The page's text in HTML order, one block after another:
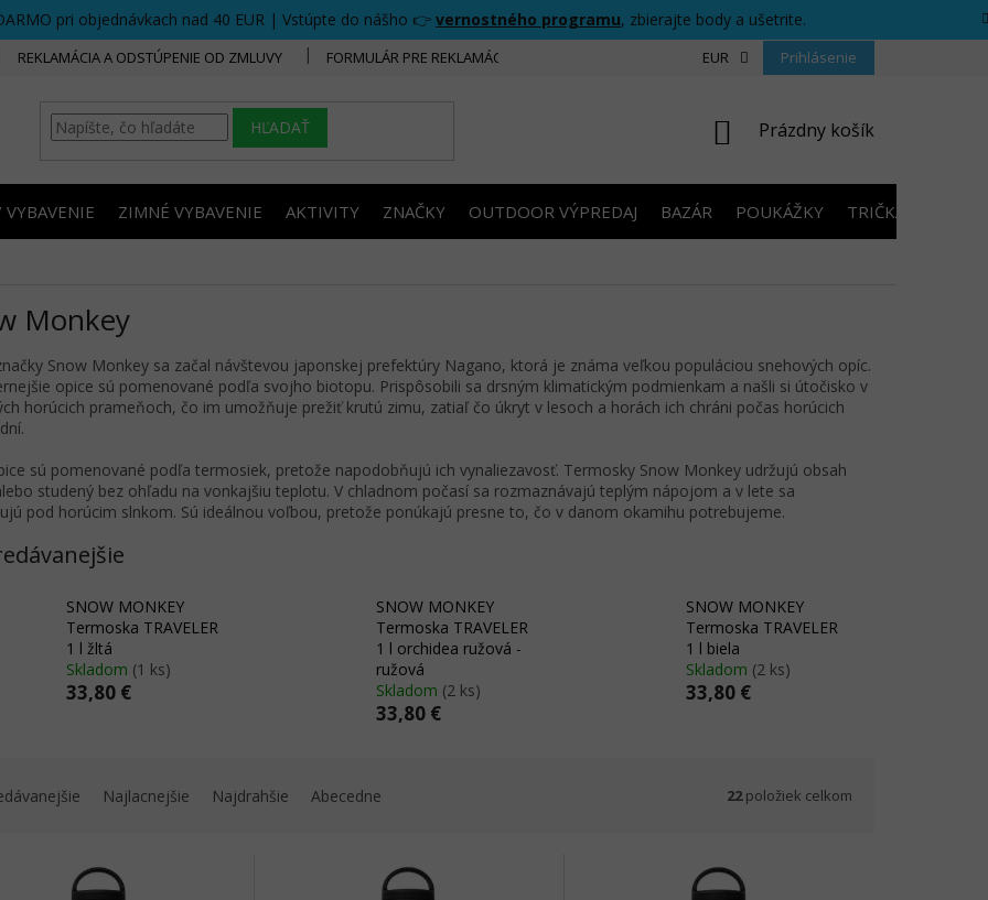
pri objednávkach nad 40 EUR | Vstúpte do nášho 👉 vernostného programu, zbierajte body a ušetrite.
REKLAMÁCIA A ODSTÚPENIE OD ZMLUVY FORMULÁR PRE REKLAMÁCIU FORMULÁR PRE ODSTÚPENIE OD ZMLUVY
EUR Prihlásenie
HĽADAŤ
NÁKUPNÝ
Prázdny košík
ZIMNÉ VYBAVENIE AKTIVITY ZNAČKY OUTDOOR VÝPREDAJ BAZÁR POUKÁŽKY TRIČKÁ S
Monkey
Snow Monkey sa začal návštevou japonskej prefektúry Nagano, ktorá je známa veľkou populáciou snehových opíc.
opice sú pomenované podľa svojho biotopu. Prispôsobili sa drsným klimatickým podmienkam a našli si útočisko v
horúcich prameňoch, čo im umožňuje prežiť krutú zimu, zatiaľ čo úkryt v lesoch a horách ich chráni počas horúcich
sú pomenované podľa termosiek, pretože napodobňujú ich vynaliezavosť. Termosky Snow Monkey udržujú obsah
studený bez ohľadu na vonkajšiu teplotu. V chladnom počasí sa rozmaznávajú teplým nápojom a v lete sa
pod horúcim slnkom. Sú ideálnou voľbou, pretože ponúkajú presne to, čo v danom okamihu potrebujeme.
SNOW MONKEY
Termoska TRAVELER
1 l žltá
Skladom (1 ks)
33,80 €
SNOW MONKEY
Termoska TRAVELER
1 l orchidea ružová -
ružová
Skladom (2 ks)
33,80 €
SNOW MONKEY
Termoska TRAVELER
1 l biela
Skladom (2 ks)
33,80 €
Najlacnejšie Najdrahšie Abecedne 22položiek celkom